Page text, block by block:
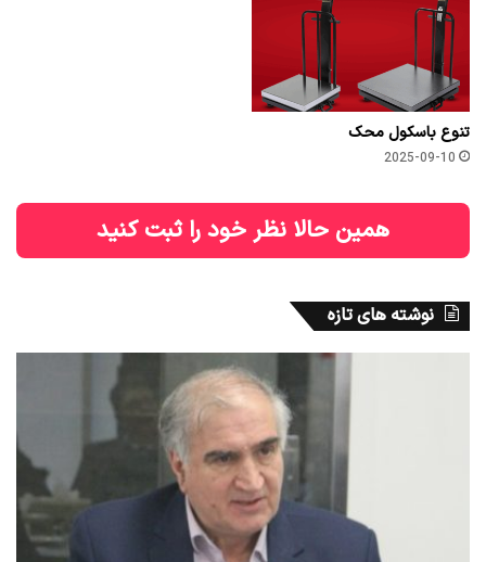
تنوع باسکول محک
2025-09-10
همین حالا نظر خود را ثبت کنید
نوشته های تازه